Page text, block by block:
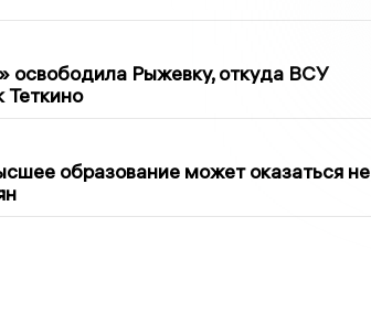
освободила Рыжевку, откуда ВСУ
Теткино
образование может оказаться не